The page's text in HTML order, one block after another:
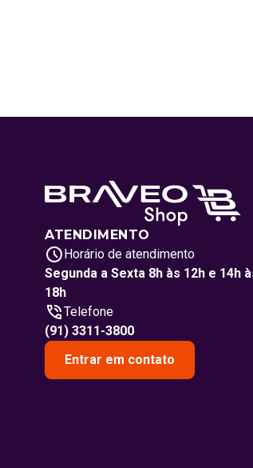
ATENDIMENTO
Horário de atendimento
Segunda a Sexta 8h às 12h e 14h
18h
Telefone
(91) 3311-3800
Entrar em contato